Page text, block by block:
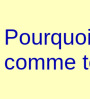
comme